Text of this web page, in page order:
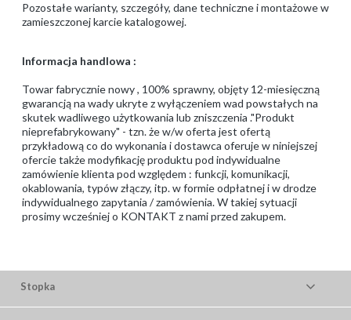
Pozostałe warianty, szczegóły, dane techniczne i montażowe w
zamieszczonej karcie katalogowej.
Informacja handlowa :
Towar fabrycznie nowy , 100% sprawny, objęty 12-miesięczną
gwarancją na wady ukryte z wyłączeniem wad powstałych na
skutek wadliwego użytkowania lub zniszczenia ."Produkt
nieprefabrykowany" - tzn. że w/w oferta jest ofertą
przykładową co do wykonania i dostawca oferuje w niniejszej
ofercie także modyfikację produktu pod indywidualne
zamówienie klienta pod względem : funkcji, komunikacji,
okablowania, typów złączy, itp. w formie odpłatnej i w drodze
indywidualnego zapytania / zamówienia. W takiej sytuacji
prosimy wcześniej o KONTAKT z nami przed zakupem.
Stopka